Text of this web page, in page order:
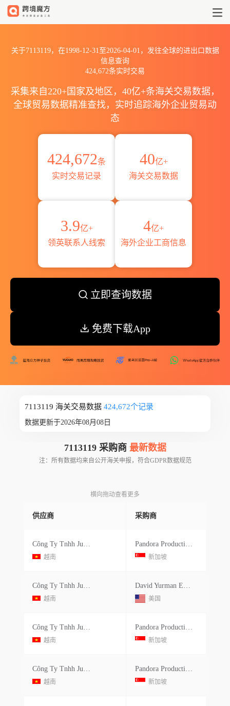
关于7113119，在1998-12-31至2026-04-01，发往全球的进出口数据
信息查询
424,672条实时交易
采集来自220+国家及地区，40亿+条海关交易数据，
全球贸易数据精准查找，实时追踪海外企业贸易动
态
424,672条
实时交易记录
40亿+
海关交易数据
3.9亿+
领英联系人线索
4亿+
海外企业工商信息
立即查询数据
免费下载App
7113119 海关交易数据 424,672个记录
数据更新于2026年08月08日
7113119 采购商 最新数据
注：所有数据均来自公开海关申报，符合GDPR数据规范
横向拖动查看更多
供应商 采购商
Công Ty Tnhh Julie Sandlau Việt Nam
越南
Pandora Production Co.ltd.
新加坡
Công Ty Tnhh Julie Sandlau Việt Nam
越南
David Yurman Enterprises Llc
美国
Công Ty Tnhh Julie Sandlau Việt Nam
越南
Pandora Production Co.ltd.
新加坡
Công Ty Tnhh Julie Sandlau Việt Nam
越南
Pandora Production Co.ltd.
新加坡